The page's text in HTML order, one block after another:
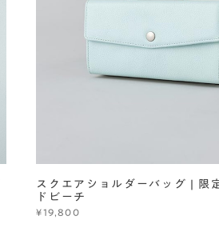
スクエアショルダーバッグ | 限
ドビーチ
¥19,800